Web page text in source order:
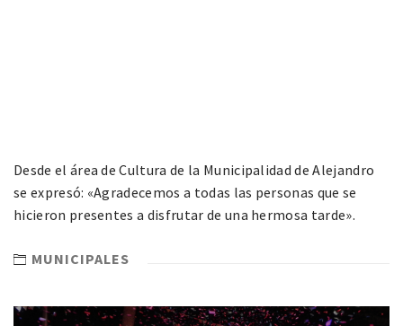
Desde el área de Cultura de la Municipalidad de Alejandro
se expresó: «Agradecemos a todas las personas que se
hicieron presentes a disfrutar de una hermosa tarde».
MUNICIPALES